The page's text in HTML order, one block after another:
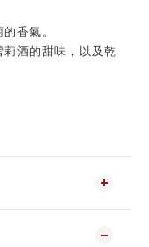
香氣。
酒的甜味，以及乾